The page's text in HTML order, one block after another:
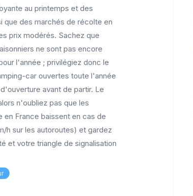
au printemps et des
que des marchés de récolte en
prix modérés. Sachez que
ne sont pas encore
l'année ; privilégiez donc le
car ouvertes toute l'année
avant de partir. Le
n'oubliez pas que les
en France baissent en cas de
h sur les autoroutes) et gardez
et votre triangle de signalisation